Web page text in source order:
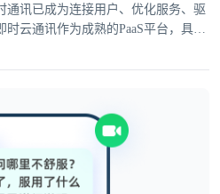
通讯已成为连接用户、优化服务、驱
云通讯作为成熟的PaaS平台，具备
业务创新注入强劲动力。
云服务条款和通讯云隐私政策
时通讯云